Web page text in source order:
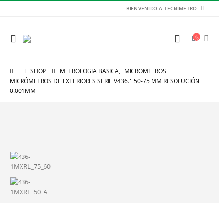
BIENVENIDO A TECNIMETRO
SHOP METROLOGÍA BÁSICA, MICRÓMETROS
MICRÓMETROS DE EXTERIORES SERIE V436.1 50-75 MM RESOLUCIÓN
0.001MM